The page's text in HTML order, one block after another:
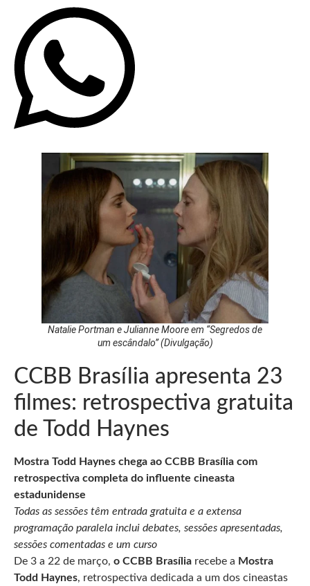
Natalie Portman e Julianne Moore em “Segredos de
um escândalo” (Divulgação)
CCBB Brasília apresenta 23
filmes: retrospectiva gratuita
de Todd Haynes
Mostra Todd Haynes chega ao CCBB Brasília com
retrospectiva completa do influente cineasta
estadunidense
Todas as sessões têm entrada gratuita e a extensa
programação paralela inclui debates, sessões apresentadas,
sessões comentadas e um curso
De 3 a 22 de março, o CCBB Brasília recebe a Mostra
Todd Haynes, retrospectiva dedicada a um dos cineastas